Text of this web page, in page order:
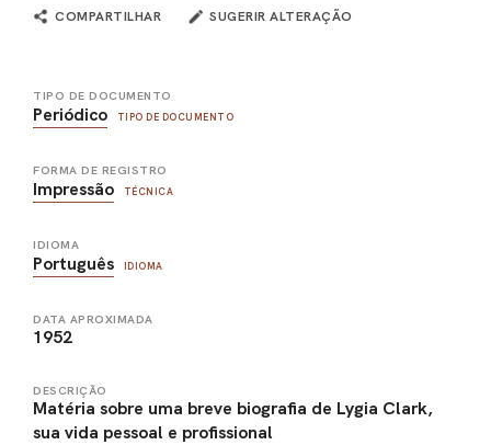
COMPARTILHAR SUGERIR ALTERAÇÃO
TIPO DE DOCUMENTO
Periódico TIPO DE DOCUMENTO
FORMA DE REGISTRO
Impressão TÉCNICA
IDIOMA
Português IDIOMA
DATA APROXIMADA
1952
DESCRIÇÃO
Matéria sobre uma breve biografia de Lygia Clark,
sua vida pessoal e profissional